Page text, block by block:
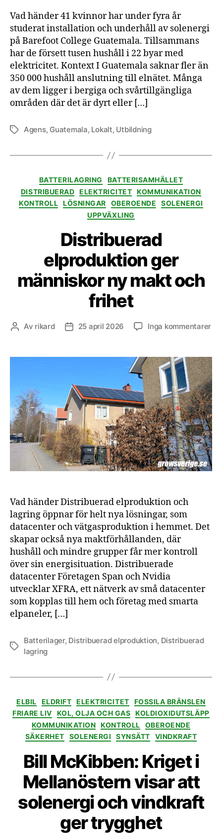
Vad händer 41 kvinnor har under fyra år
studerat installation och underhåll av solenergi
på Barefoot College Guatemala. Tillsammans
har de försett tusen hushåll i 22 byar med
elektricitet. Kontext I Guatemala saknar fler än
350 000 hushåll anslutning till elnätet. Många
av dem ligger i bergiga och svårtillgängliga
områden där det är dyrt eller […]
Etiketter
Agens, Guatemala, Lokalt, Utbildning
Kategorier
BATTERILAGRING
BATTERISAMHÄLLET
DISTRIBUERAD ELEKTRICITET
KOMMUNIKATION
KONTROLL LÖSNINGAR OBEROENDE
SOLENERGI
UPPVÄXLING
Distribuerad
elproduktion ger
människor ny makt och
frihet
Inläggsförfattare
Av rikard Inläggsdatum
25 april 2026 Inga kommentarertill
ger
ny
Vad händer Distribuerad elproduktion och
lagring öppnar för helt nya lösningar, som
datacenter och vätgasproduktion i hemmet. Det
skapar också nya maktförhållanden, där
hushåll och mindre grupper får mer kontroll
över sin energisituation. Distribuerade
datacenter Företagen Span och Nvidia
utvecklar XFRA, ett nätverk av små datacenter
som kopplas till hem och företag med smarta
elpaneler, […]
Etiketter
Batterilager, Distribuerad elproduktion, Distribuerad
lagring
Kategorier
ELBIL ELDRIFT ELEKTRICITET
FOSSILA BRÄNSLEN
FRIARE LIV
KOL, OLJA OCH GAS
KOLDIOXIDUTSLÄPP
KOMMUNIKATION
KONTROLL
OBEROENDE
SÄKERHET
SOLENERGI SYNSÄTT VINDKRAFT
Bill McKibben: Kriget i
Mellanöstern visar att
solenergi och vindkraft
ger trygghet